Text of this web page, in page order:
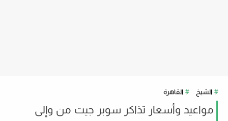
الشيخ القاهرة
مواعيد وأسعار تذاكر سوبر جيت من وإلى